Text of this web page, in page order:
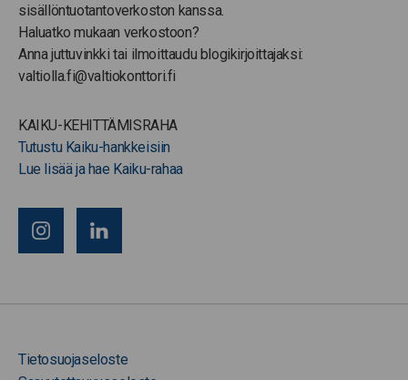
sisällöntuotantoverkoston kanssa.
Haluatko mukaan verkostoon?
Anna juttuvinkki tai ilmoittaudu blogikirjoittajaksi:
valtiolla.fi@valtiokonttori.fi
KAIKU-KEHITTÄMISRAHA
Tutustu Kaiku-hankkeisiin
Lue lisää ja hae Kaiku-rahaa
Tietosuojaseloste